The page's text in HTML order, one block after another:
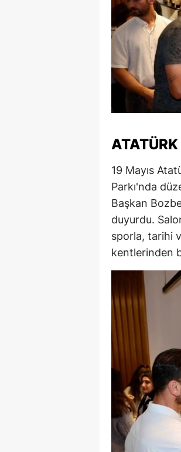
19 Mayıs
Parkı'nda
Başkan
duyurdu.
sporla, tarihi
kentlerinden